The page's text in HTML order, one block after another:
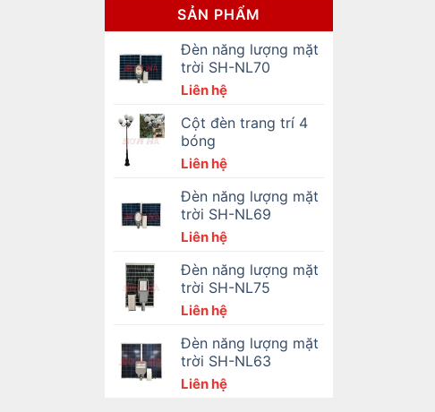
SẢN PHẨM
Đèn năng lượng mặt
trời SH-NL70
Liên hệ
Cột đèn trang trí 4
bóng
Liên hệ
Đèn năng lượng mặt
trời SH-NL69
Liên hệ
Đèn năng lượng mặt
trời SH-NL75
Liên hệ
Đèn năng lượng mặt
trời SH-NL63
Liên hệ